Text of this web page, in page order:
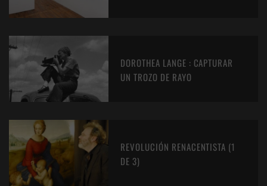
DOROTHEA LANGE : CAPTURAR
UN TROZO DE RAYO
REVOLUCIÓN RENACENTISTA (1
DE 3)